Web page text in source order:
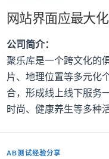
网站界面应最大
公司简介：
聚乐库是一个跨文化的
片、地理位置等多元化
合，形成线上线下服务
时尚、健康养生等多种
AB测试经验分享